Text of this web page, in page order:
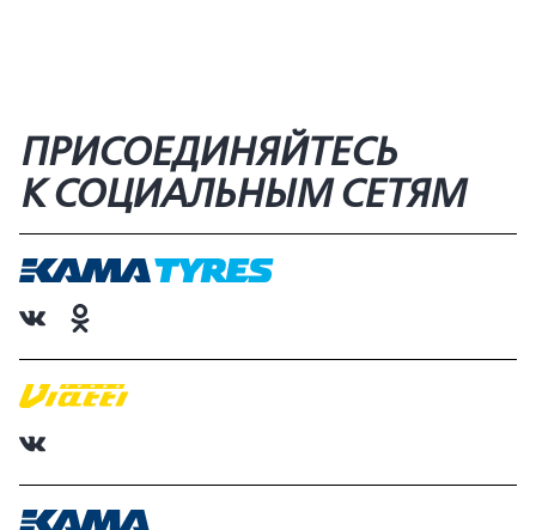
ПРИСОЕДИНЯЙТЕСЬ
К СОЦИАЛЬНЫМ СЕТЯМ